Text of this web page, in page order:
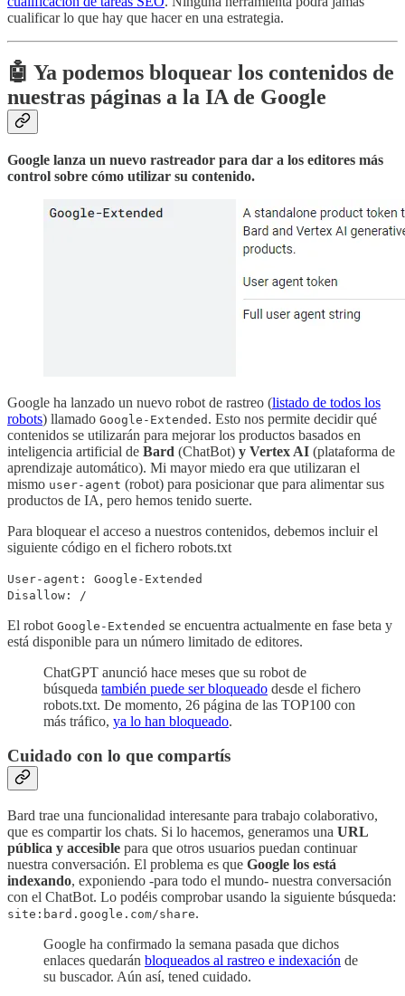
cualificar lo que hay que hacer en una estrategia.
🤖 Ya podemos bloquear los contenidos de
nuestras páginas a la IA de Google
Google lanza un nuevo rastreador para dar a los editores más
control sobre cómo utilizar su contenido.
Google ha lanzado un nuevo robot de rastreo (listado de todos los
robots) llamado Google-Extended . Esto nos permite decidir qué
contenidos se utilizarán para mejorar los productos basados en
inteligencia artificial de Bard (ChatBot) y Vertex AI (plataforma de
aprendizaje automático). Mi mayor miedo era que utilizaran el
mismo user-agent (robot) para posicionar que para alimentar sus
productos de IA, pero hemos tenido suerte.
Para bloquear el acceso a nuestros contenidos, debemos incluir el
siguiente código en el fichero robots.txt
User-agent: Google-Extended
Disallow: /
El robot Google-Extended se encuentra actualmente en fase beta y
está disponible para un número limitado de editores.
ChatGPT anunció hace meses que su robot de
búsqueda también puede ser bloqueado desde el fichero
robots.txt. De momento, 26 página de las TOP100 con
más tráfico, ya lo han bloqueado.
Cuidado con lo que compartís
Bard trae una funcionalidad interesante para trabajo colaborativo,
que es compartir los chats. Si lo hacemos, generamos una URL
pública y accesible para que otros usuarios puedan continuar
nuestra conversación. El problema es que Google los está
indexando, exponiendo -para todo el mundo- nuestra conversación
con el ChatBot. Lo podéis comprobar usando la siguiente búsqueda:
site:bard.google.com/share.
Google ha confirmado la semana pasada que dichos
enlaces quedarán bloqueados al rastreo e indexación de
su buscador. Aún así, tened cuidado.